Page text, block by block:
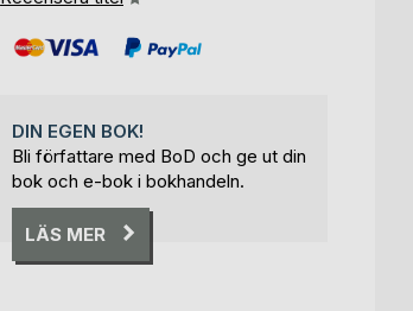
DIN EGEN BOK!
Bli författare med BoD och ge ut din
bok och e-bok i bokhandeln.
LÄS MER